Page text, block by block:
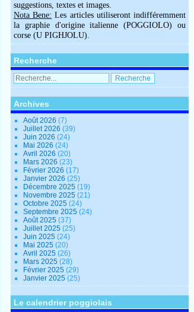
suggestions, textes et images.
Nota Bene: Les articles utiliseront indifféremment
la graphie d'origine italienne (POGGIOLO) ou
corse (U PIGHJOLU).
Recherche
Archives
Août 2026 (7)
Juillet 2026 (39)
Juin 2026 (24)
Mai 2026 (24)
Avril 2026 (20)
Mars 2026 (23)
Février 2026 (17)
Janvier 2026 (25)
Décembre 2025 (19)
Novembre 2025 (21)
Octobre 2025 (24)
Septembre 2025 (24)
Août 2025 (37)
Juillet 2025 (25)
Juin 2025 (24)
Mai 2025 (20)
Avril 2025 (26)
Mars 2025 (28)
Février 2025 (29)
Janvier 2025 (25)
Le calendrier poggiolais